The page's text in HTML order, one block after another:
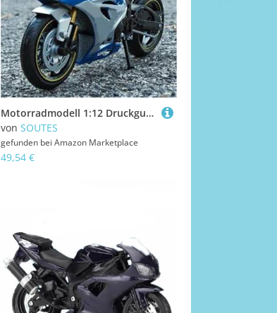
Motorradmodell 1:12 Druckguss-Motorradmodell Aus Aluminiumlegierung, Sammlerstück, Hobby-Spielzeug, Geschenk, Offroad-Motorrad Für Suzuki GSX R1000R GSXR1000R(Blu)
von SOUTES
gefunden bei Amazon Marketplace
49,54 €